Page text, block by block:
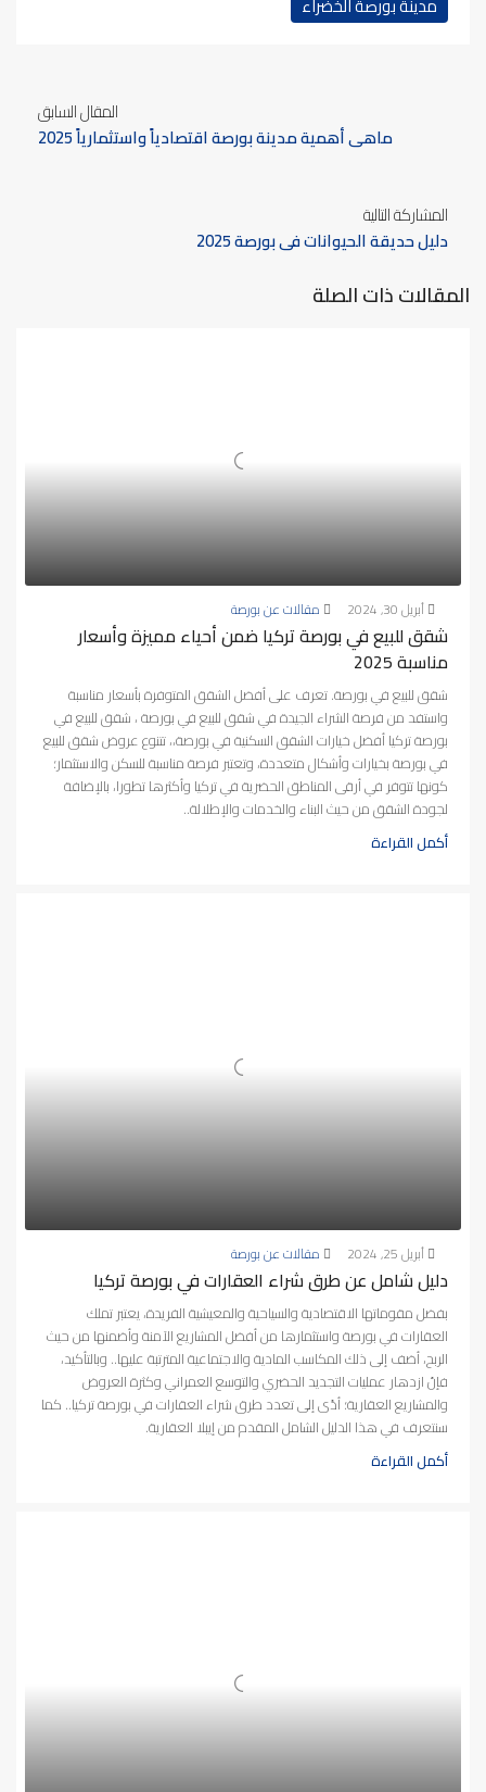
المقال السابق
ماهي أهمية مدينة بورصة اقتصادياً واستثمارياً 2025
المشاركة التالية
دليل حديقة الحيوانات في بورصة 2025
المقالات ذات الصلة
أبريل 30, 2024 مقالات عن بورصة
شقق للبيع في بورصة تركيا ضمن أحياء مميزة وأسعار
مناسبة 2025
شقق للبيع في بورصة. تعرف على أفضل الشقق المتوفرة بأسعار مناسبة
واستفد من فرصة الشراء الجيدة في شقق للبيع في بورصة ، شقق للبيع في
بورصة تركيا أفضل خيارات الشقق السكنية في بورصة،، تتنوع عروض شقق للبيع
في بورصة بخيارات وأشكال متعددة، وتعتبر فرصة مناسبة للسكن والاستثمار؛
كونها تتوفر في أرقى المناطق الحضرية في تركيا وأكثرها تطورا، بالإضافة
لجودة الشقق من حيث البناء والخدمات والإطلالة..
أكمل القراءة
أبريل 25, 2024 مقالات عن بورصة
دليل شامل عن طرق شراء العقارات في بورصة تركيا
بفضل مقوماتها الاقتصادية والسياحية والمعيشية الفريدة، يعتبر تملك
العقارات في بورصة واستثمارها من أفضل المشاريع الآمنة وأضمنها من حيث
الربح، أضف إلى ذلك المكاسب المادية والاجتماعية المترتبة عليها.. وبالتأكيد،
فإنّ ازدهار عمليات التجديد الحضري والتوسع العمراني وكثرة العروض
والمشاريع العقارية؛ أدّى إلى تعدد طرق شراء العقارات في بورصة تركيا.. كما
سنتعرف في هذا الدليل الشامل المقدم من إيبلا العقارية.
أكمل القراءة